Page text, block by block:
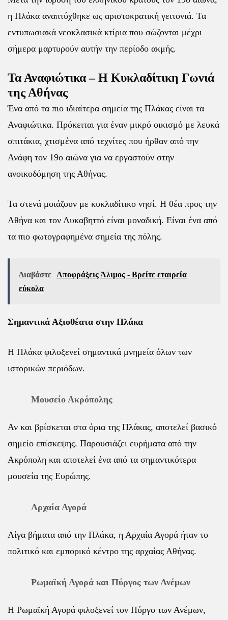
η Πλάκα αναπτύχθηκε ως αριστοκρατική γειτονιά. Τα
εντυπωσιακά νεοκλασικά κτίρια που σώζονται μέχρι
σήμερα μαρτυρούν αυτήν την περίοδο ακμής.
Τα Αναφιώτικα – Η Κυκλαδίτικη Γωνιά
της Αθήνας
Ένα από τα πιο ιδιαίτερα σημεία της Πλάκας είναι τα
Αναφιώτικα. Πρόκειται για έναν μικρό οικισμό με λευκά
σπιτάκια, χτισμένα από τεχνίτες που ήρθαν από την
Ανάφη τον 19ο αιώνα για να εργαστούν στην
ανοικοδόμηση της Αθήνας.
Τα στενά μοιάζουν με κυκλαδίτικο νησί. Η θέα προς την
Αθήνα και τον Λυκαβηττό είναι μοναδική. Είναι ένα από
τα πιο φωτογραφημένα σημεία της πόλης.
Διαβάστε
Αποφράξεις Άλιμος - Βρείτε εταιρεία
εύκολα
Σημαντικά Αξιοθέατα στην Πλάκα
Η Πλάκα φιλοξενεί σημαντικά μνημεία όλων των
ιστορικών περιόδων.
Μουσείο Ακρόπολης
Αν και βρίσκεται στα όρια της Πλάκας, αποτελεί βασικό
σημείο επίσκεψης. Παρουσιάζει ευρήματα από την
Ακρόπολη και αποτελεί ένα από τα σημαντικότερα
μουσεία της Ευρώπης.
Αρχαία Αγορά
Λίγα βήματα από την Πλάκα, η Αρχαία Αγορά ήταν το
πολιτικό και εμπορικό κέντρο της αρχαίας Αθήνας.
Ρωμαϊκή Αγορά και Πύργος των Ανέμων
Η Ρωμαϊκή Αγορά φιλοξενεί τον Πύργο των Ανέμων,